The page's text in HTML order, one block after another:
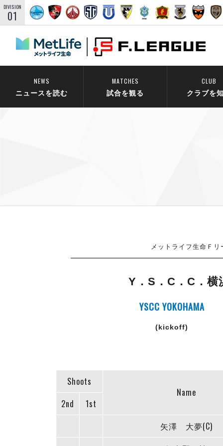
DIVISION
01
NEWS
ニュースを読む
MATCHES
試合を観る
CLUB
クラブを
メットライフ生命Ｆ
Y．S．C．C．横
YSCC YOKOHAMA
(kickoff)
Shoots
Name
2nd
1st
矢澤 大夢(C)